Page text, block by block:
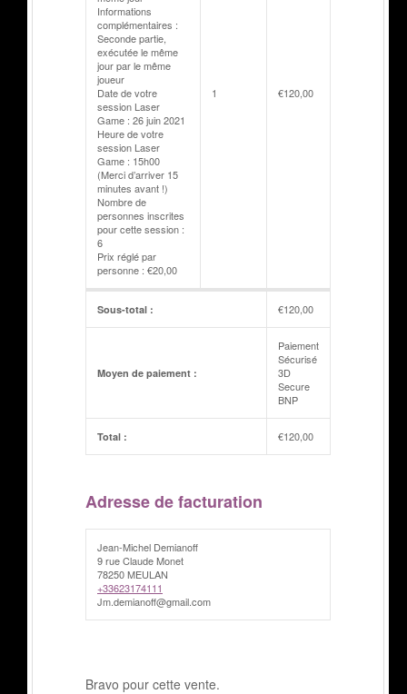
Informations
complémentaires :
Seconde partie,
exécutée le même
jour par le même
joueur
Date de votre
session Laser
Game : 26 juin 2021
Heure de votre
session Laser
Game : 15h00
(Merci d’arriver 15
minutes avant !)
Nombre de
personnes inscrites
pour cette session :
6
Prix réglé par
personne : €20,00
1 €120,00
Sous-total : €120,00
Moyen de paiement :
Paiement
Sécurisé
3D
Secure
BNP
Total : €120,00
Adresse de facturation
Jean-Michel Demianoff
9 rue Claude Monet
78250 MEULAN
+33623174111
Jm.demianoff@gmail.com
Bravo pour cette vente.